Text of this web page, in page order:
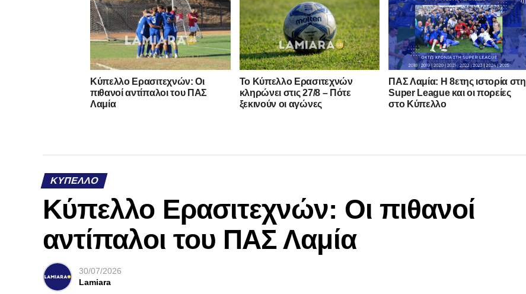
Κύπελλο Ερασιτεχνών: Οι
πιθανοί αντίπαλοι του ΠΑΣ
Λαμία
Το Κύπελλο Ερασιτεχνών
κληρώνει στις 27/8 – Πότε
ξεκινούν οι αγώνες
ΠΑΣ Λαμία: Η 8ετης ιστορία στη
Super League και οι πορείες
στο Κύπελλο
ΚΎΠΕΛΛΟ
Κύπελλο Ερασιτεχνών: Οι πιθανοί
αντίπαλοι του ΠΑΣ Λαμία
30/07/2026
Lamiara